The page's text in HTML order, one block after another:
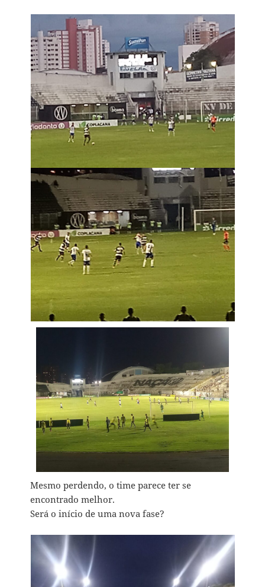
Mesmo perdendo, o time parece ter se
encontrado melhor.
Será o início de uma nova fase?